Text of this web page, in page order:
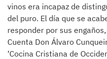
vinos era incapaz de
del puro. El día que se
responder por sus
Cuenta Don Álvaro
‘Cocina Cristiana de